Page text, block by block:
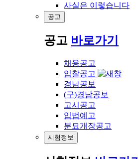
사실은 이렇습니다
공고
공고 바로가기
채용공고
입찰공고
경남공보
(구)경남공보
고시공고
입법예고
분묘개장공고
시험정보